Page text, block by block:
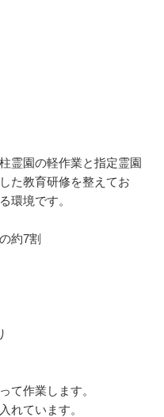
霊園の軽作業と指定霊園
た教育研修を整えてお
環境です。
約7割
て作業します。
れています。